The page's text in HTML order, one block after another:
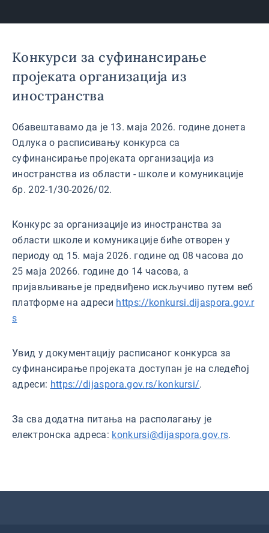
Конкурси за суфинансирање
пројеката организација из
иностранства
Обавештавамо да је 13. маја 2026. године донета
Одлука о расписивању конкурса са
суфинансирање пројеката организација из
иностранства из области - школе и комуникације
бр. 202-1/30-2026/02.
Конкурс за организације из иностранства за
области школе и комуникације биће отворен у
периоду од 15. маја 2026. године од 08 часова до
25 маја 20266. године до 14 часова, а
пријављивање је предвиђено искључиво путем веб
платформе на адреси https://konkursi.dijaspora.gov.r
s
Увид у документацију расписаног конкурса за
суфинансирање пројеката доступан је на следећој
адреси: https://dijaspora.gov.rs/konkursi/.
За сва додатна питања на располагању је
електронска адреса: konkursi@dijaspora.gov.rs.